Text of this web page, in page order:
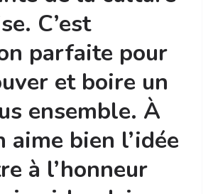
C’est
parfaite pour
et boire un
ensemble. À
aime bien l’idée
à l’honneur